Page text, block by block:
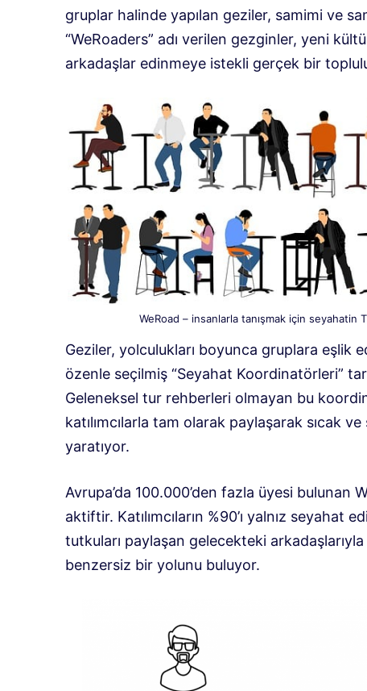
gruplar halinde yapılan geziler, samimi ve
“WeRoaders” adı verilen gezginler, yeni
arkadaşlar edinmeye istekli gerçek bir
WeRoad – insanlarla tanışmak için seyahatin
Geziler, yolculukları boyunca gruplara eşlik
özenle seçilmiş “Seyahat Koordinatörleri”
Geleneksel tur rehberleri olmayan bu
katılımcılarla tam olarak paylaşarak sıcak
yaratıyor.
Avrupa’da 100.000’den fazla üyesi bulunan
aktiftir. Katılımcıların %90’ı yalnız seyahat
tutkuları paylaşan gelecekteki
benzersiz bir yolunu buluyor.